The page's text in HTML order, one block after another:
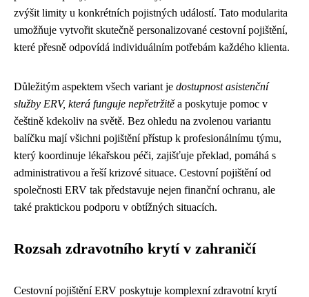
zvýšit limity u konkrétních pojistných událostí. Tato modularita
umožňuje vytvořit skutečně personalizované cestovní pojištění,
které přesně odpovídá individuálním potřebám každého klienta.
Důležitým aspektem všech variant je dostupnost asistenční
služby ERV, která funguje nepřetržitě a poskytuje pomoc v
češtině kdekoliv na světě. Bez ohledu na zvolenou variantu
balíčku mají všichni pojištění přístup k profesionálnímu týmu,
který koordinuje lékařskou péči, zajišťuje překlad, pomáhá s
administrativou a řeší krizové situace. Cestovní pojištění od
společnosti ERV tak představuje nejen finanční ochranu, ale
také praktickou podporu v obtížných situacích.
Rozsah zdravotního krytí v zahraničí
Cestovní pojištění ERV poskytuje komplexní zdravotní krytí